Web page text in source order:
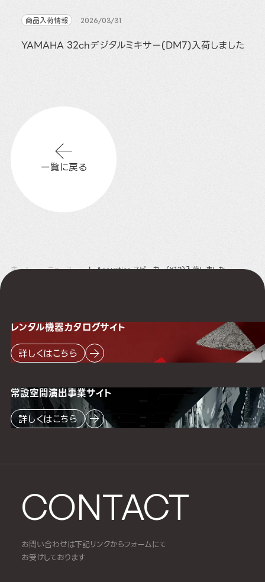
ホーム ニュース L-Acoustics スピーカー(X12)入荷しました
商品入荷情報 2026/03/31
YAMAHA 32chデジタルミキサー(DM7)入荷しました
一覧に戻る
CONTACT
お問い合わせは下記リンクからフォームにて
お受けしております
レンタル機器カタログサイト
詳しくはこちら
常設空間演出事業サイト
詳しくはこちら